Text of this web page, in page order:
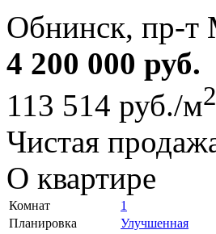
Обнинск, пр-т
4 200 000 руб.
113 514 руб./м2
Чистая
О квартире
Комнат
1
Планировка
Улучшенная